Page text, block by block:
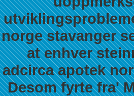
norge stavanger
at enhver
adcirca apotek
Desom fyrte fra'